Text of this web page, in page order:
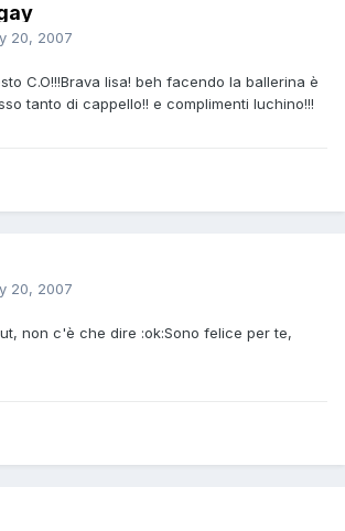
20, 2007
C.O!!!Brava lisa! beh facendo la ballerina è
tanto di cappello!! e complimenti luchino!!!
20, 2007
non c'è che dire :ok:Sono felice per te,